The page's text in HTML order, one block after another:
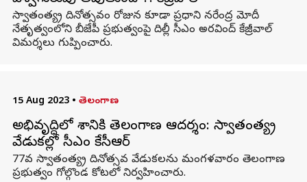
స్వాతంత్య్ర దినోత్సవం రోజున కూడా ప్రధాని నరేంద్ర మోదీ
నేతృత్వంలోని బీజేపీ ప్రభుత్వంపై దిల్లీ సీఎం అరవింద్ కేజ్రీవాల్
విమర్శలు గుప్పించారు.
15 Aug 2023 • తెలంగాణ
అభివృద్ధిలో దేశానికి తెలంగాణ ఆదర్శం: స్వాతంత్య్ర
వేడుకల్లో సీఎం కేసీఆర్
77వ స్వాతంత్య్ర దినోత్సవ వేడుకలను మంగళవారం తెలంగాణ
ప్రభుత్వం గోల్గొండ కోటలో నిర్వహించారు.